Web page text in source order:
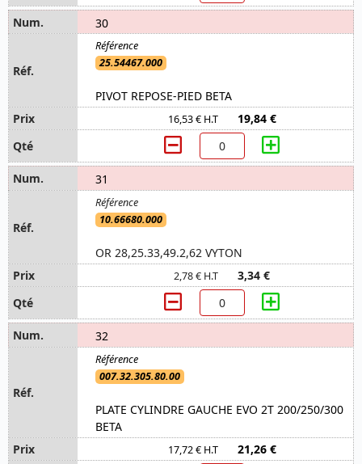
30
25.54467.000
PIVOT REPOSE-PIED BETA
16,53 € H.T 19,84 €
31
10.66680.000
OR 28,25.33,49.2,62 VYTON
2,78 € H.T 3,34 €
32
007.32.305.80.00
PLATE CYLINDRE GAUCHE EVO 2T 200/250/300
BETA
17,72 € H.T 21,26 €